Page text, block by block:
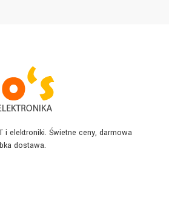
i elektroniki. Świetne ceny, darmowa
dostawa.